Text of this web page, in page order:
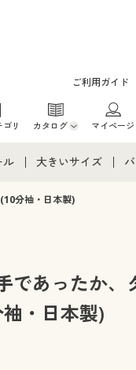
ご利用ガイド
リ カタログ
グ・チラシからのご注文
マイページ
ル
ルすべて
ーンズ下着
大きいサイズ
大きいサイズ通販す
大きいサイズ レデ
大きいサイズ メンズ
分袖・日本製)
であったか、
・日本製)